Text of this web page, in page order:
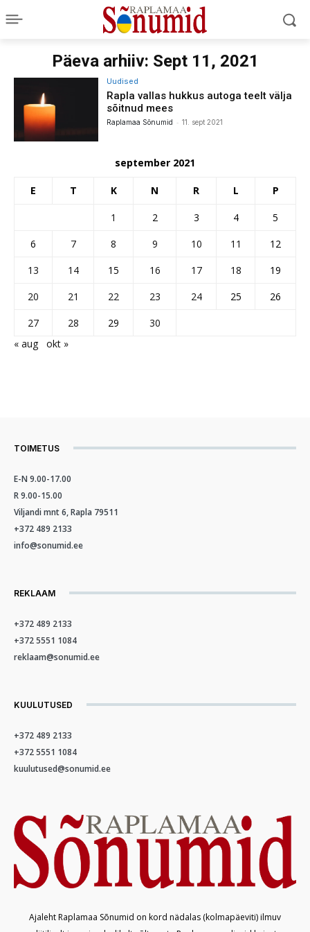
Päeva arhiiv: Sept 11, 2021
Uudised
Rapla vallas hukkus autoga teelt välja
sõitnud mees
Raplamaa Sõnumid - 11. sept 2021
september 2021
E T K N R L P
1 2 3 4
5
6
7 8 9 10 11
12
13
14 15 16 17 18
19
20
21 22 23 24 25
26
27
28 29
30
« aug
okt »
TOIMETUS
E-N 9.00-17.00
R 9.00-15.00
Viljandi mnt 6, Rapla 79511
+372 489 2133
info@sonumid.ee
REKLAAM
+372 489 2133
+372 5551 1084
reklaam@sonumid.ee
KUULUTUSED
+372 489 2133
+372 5551 1084
kuulutused@sonumid.ee
Ajaleht Raplamaa Sõnumid on kord nädalas (kolmapäeviti) ilmuv